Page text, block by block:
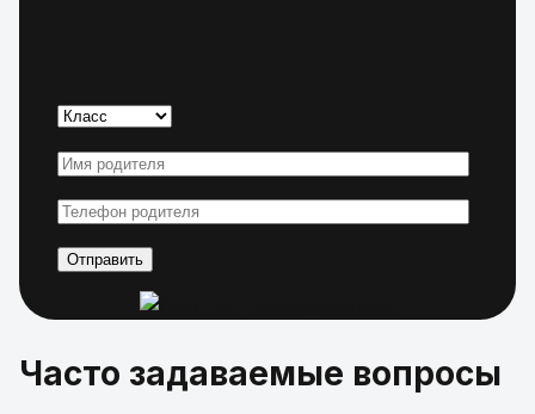
Часто задаваемые вопросы